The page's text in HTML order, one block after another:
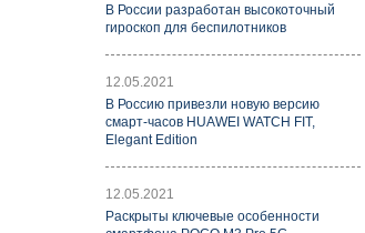
В России разработан высокоточный
гироскоп для беспилотников
12.05.2021
В Россию привезли новую версию
смарт-часов HUAWEI WATCH FIT,
Elegant Edition
12.05.2021
Раскрыты ключевые особенности